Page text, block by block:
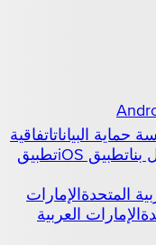
حماية البياناتاتفاقية
تطبيق iOS
تطبيق
المتحدةالإمارات
الإمارات العربية